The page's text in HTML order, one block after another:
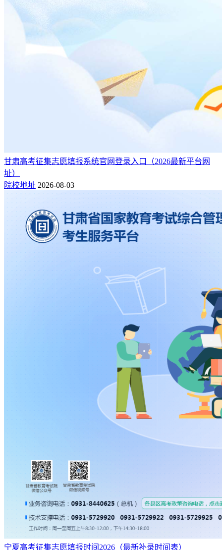
甘肃高考征集志愿填报系统官网登录入口（2026最新平台网
址）
院校地址 2026-08-03
宁夏高考征集志愿填报时间2026（最新补录时间表）